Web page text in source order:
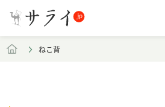
ねこ背